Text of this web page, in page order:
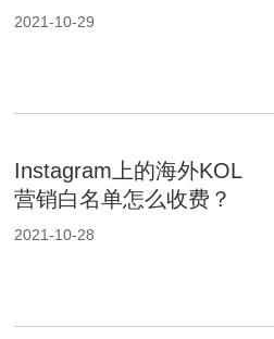
美元
2021-10-29
Instagram上的海外KOL
营销白名单怎么收费？
2021-10-28